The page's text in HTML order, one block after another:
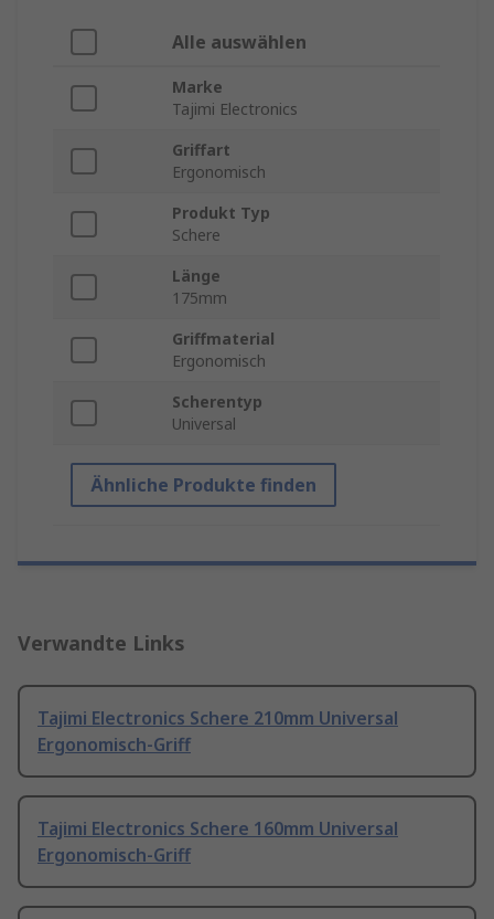
Alle auswählen
Marke
Tajimi Electronics
Griffart
Ergonomisch
Produkt Typ
Schere
Länge
175mm
Griffmaterial
Ergonomisch
Scherentyp
Universal
Ähnliche Produkte finden
Verwandte Links
Tajimi Electronics Schere 210mm Universal
Ergonomisch-Griff
Tajimi Electronics Schere 160mm Universal
Ergonomisch-Griff